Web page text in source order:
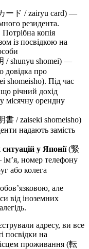
ード / zairyu card) —
резидента.
Потрібна копія
із посвідкою на
/ shunyu shomei) —
довідка про
shomeisho). Під час
річний дохід
місячну орендну
書 / zaiseki shomeisho)
надають замість
у Японії(緊
номер телефону
або колега
але
від іноземних
адресу, ви все
посвідки на
проживання (転